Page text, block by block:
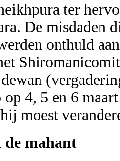
ter
De misdaden
onthuld
op 4, 5 en 6
moest
de mahant